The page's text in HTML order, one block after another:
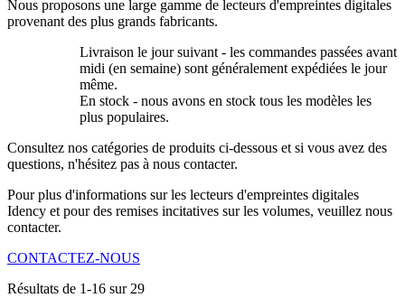
Nous proposons une large gamme de lecteurs d'empreintes digitales
provenant des plus grands fabricants.
Livraison le jour suivant - les commandes passées avant
midi (en semaine) sont généralement expédiées le jour
même.
En stock - nous avons en stock tous les modèles les
plus populaires.
Consultez nos catégories de produits ci-dessous et si vous avez des
questions, n'hésitez pas à nous contacter.
Pour plus d'informations sur les lecteurs d'empreintes digitales
Idency et pour des remises incitatives sur les volumes, veuillez nous
contacter.
CONTACTEZ-NOUS
Résultats de 1-16 sur 29